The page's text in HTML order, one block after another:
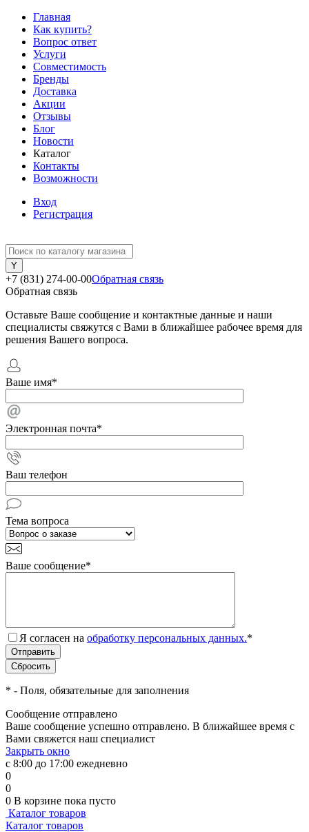
Главная
Как купить?
Вопрос ответ
Услуги
Совместимость
Бренды
Доставка
Акции
Отзывы
Блог
Новости
Каталог
Контакты
Возможности
Вход
Регистрация
+7 (831) 274-00-00Обратная связь
Обратная связь
Оставьте Ваше сообщение и контактные данные и наши
специалисты свяжутся с Вами в ближайшее рабочее время для
решения Вашего вопроса.
Ваше имя*
Электронная почта*
Ваш телефон
Тема вопроса
Ваше сообщение*
Я согласен на обработку персональных данных.*
* - Поля, обязательные для заполнения
Сообщение отправлено
Ваше сообщение успешно отправлено. В ближайшее время с
Вами свяжется наш специалист
Закрыть окно
с 8:00 до 17:00 ежедневно
0
0
0 В корзине пока пусто
Каталог товаров
Каталог товаров